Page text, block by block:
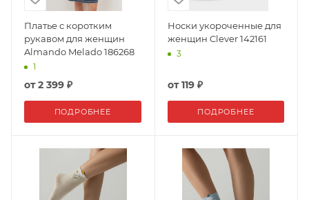
Платье с коротким
рукавом для женщин
Almando Melado 186268
1
от2 399 ₽
ПОДРОБНЕЕ
Носки укороченные для
женщин Clever 142161
3
от119 ₽
ПОДРОБНЕЕ